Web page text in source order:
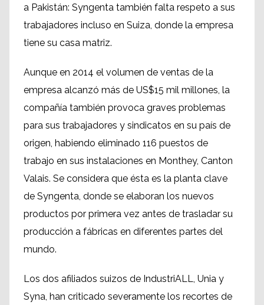
a Pakistán: Syngenta también falta respeto a sus
trabajadores incluso en Suiza, donde la empresa
tiene su casa matriz.
Aunque en 2014 el volumen de ventas de la
empresa alcanzó más de US$15 mil millones, la
compañía también provoca graves problemas
para sus trabajadores y sindicatos en su país de
origen, habiendo eliminado 116 puestos de
trabajo en sus instalaciones en Monthey, Canton
Valais. Se considera que ésta es la planta clave
de Syngenta, donde se elaboran los nuevos
productos por primera vez antes de trasladar su
producción a fábricas en diferentes partes del
mundo.
Los dos afiliados suizos de IndustriALL, Unia y
Syna, han criticado severamente los recortes de